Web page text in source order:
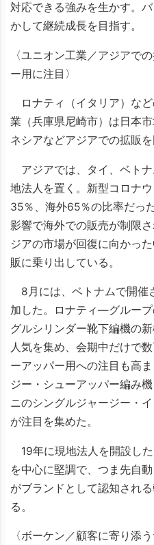
対応できる強みを生かす。
かして継続成長を目指す。
〈ユニオン工業／アジアで
ー用に注目〉
ロナティ（イタリア）な
業（兵庫県尼崎市）は日本
ネシアなどアジアでの拡販を
アジアでは、タイ、ベト
地法人を置く。新型コロナ
35％、海外65％の比率だっ
影響で海外での販売が制限
ジアの市場が回復に向かっ
販に乗り出している。
8月には、ベトナムで開催
加した。ロナティ―グルー
グルシリンダー靴下編機の
人気を集め、会期中だけで
ーアッパー用への注目も高
ジー・シューアッパー編み
ニのシングルジャージー・
が注目を集めた。
19年に現地法人を開設し
を中心に堅調で、つま先自
がブランドとして認知され
る。
〈ボーケン／顧客に寄り添